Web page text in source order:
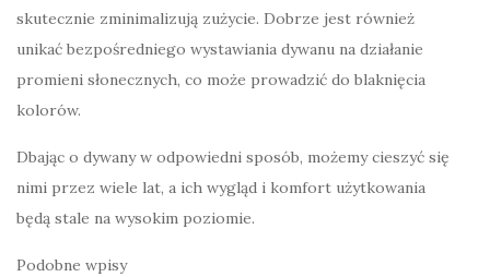
skutecznie zminimalizują zużycie. Dobrze jest również
unikać bezpośredniego wystawiania dywanu na działanie
promieni słonecznych, co może prowadzić do blaknięcia
kolorów.
Dbając o dywany w odpowiedni sposób, możemy cieszyć się
nimi przez wiele lat, a ich wygląd i komfort użytkowania
będą stale na wysokim poziomie.
Podobne wpisy